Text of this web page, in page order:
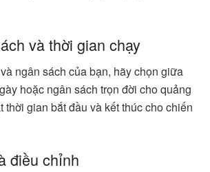
và thời gian chạy
ngân sách của bạn, hãy chọn giữa
hoặc ngân sách trọn đời cho quảng
thời gian bắt đầu và kết thúc cho chiến
điều chỉnh